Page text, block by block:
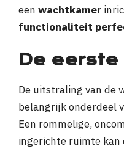
een wachtkamer
functionaliteit
De
De uitstraling van de
belangrijk onderdeel
Een rommelige,
ingerichte ruimte kan